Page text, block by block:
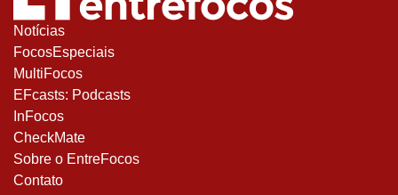
Notícias
FocosEspeciais
MultiFocos
EFcasts: Podcasts
InFocos
CheckMate
Sobre o EntreFocos
Contato